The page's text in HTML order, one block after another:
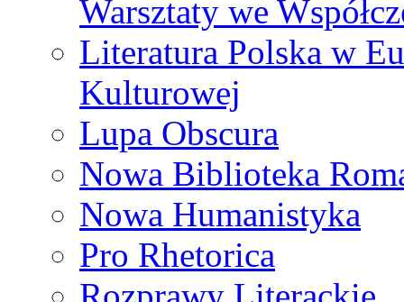
Warsztaty we
Literatura Polska w
Kulturowej
Lupa Obscura
Nowa Biblioteka
Nowa Humanistyka
Pro Rhetorica